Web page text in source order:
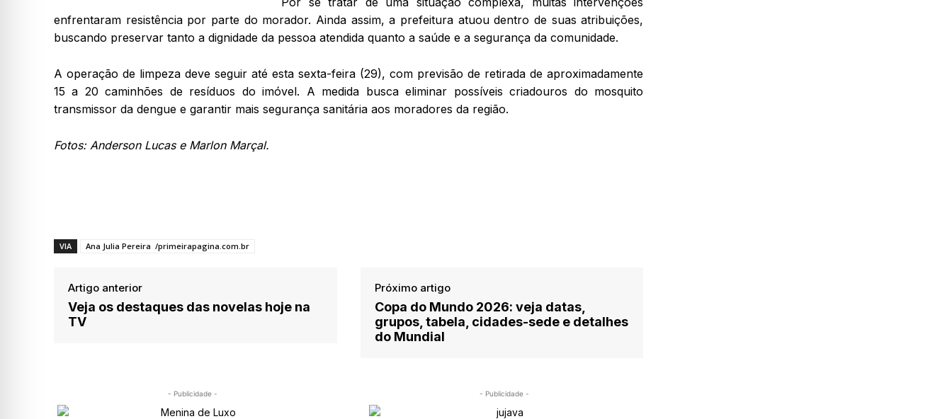
enfrentaram resistência por parte do morador. Ainda assim, a prefeitura atuou dentro de suas atribuições,
buscando preservar tanto a dignidade da pessoa atendida quanto a saúde e a segurança da comunidade.
A operação de limpeza deve seguir até esta sexta-feira (29), com previsão de retirada de aproximadamente
15 a 20 caminhões de resíduos do imóvel. A medida busca eliminar possíveis criadouros do mosquito
transmissor da dengue e garantir mais segurança sanitária aos moradores da região.
Fotos: Anderson Lucas e Marlon Marçal.
VIA Ana Julia Pereira /primeirapagina.com.br
Artigo anterior
Veja os destaques das novelas hoje na
TV
Próximo artigo
Copa do Mundo 2026: veja datas,
grupos, tabela, cidades-sede e detalhes
do Mundial
- Publicidade - - Publicidade -